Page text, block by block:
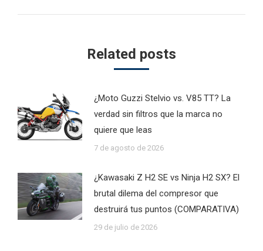
Related posts
¿Moto Guzzi Stelvio vs. V85 TT? La
verdad sin filtros que la marca no
quiere que leas
7 de agosto de 2026
¿Kawasaki Z H2 SE vs Ninja H2 SX? El
brutal dilema del compresor que
destruirá tus puntos (COMPARATIVA)
29 de julio de 2026